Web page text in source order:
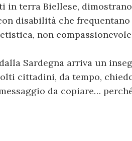
in terra Biellese, dimostrano
disabilità che
non
Sardegna arriva un
cittadini, da tempo,
da copiare…